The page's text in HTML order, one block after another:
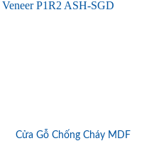
Cửa Gỗ Chống Cháy MDF